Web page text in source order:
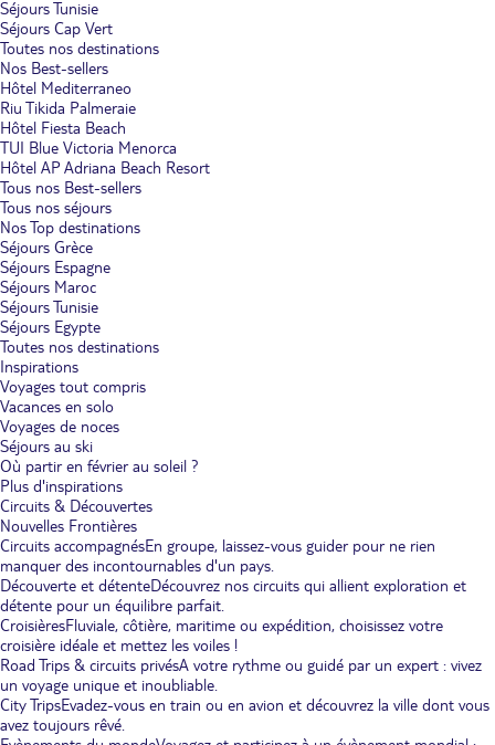
Séjours Tunisie
Séjours Cap Vert
Toutes nos destinations
Nos Best-sellers
Hôtel Mediterraneo
Riu Tikida Palmeraie
Hôtel Fiesta Beach
TUI Blue Victoria Menorca
Hôtel AP Adriana Beach Resort
Tous nos Best-sellers
Tous nos séjours
Nos Top destinations
Séjours Grèce
Séjours Espagne
Séjours Maroc
Séjours Tunisie
Séjours Egypte
Toutes nos destinations
Inspirations
Voyages tout compris
Vacances en solo
Voyages de noces
Séjours au ski
Où partir en février au soleil ?
Plus d'inspirations
Circuits & Découvertes
Nouvelles Frontières
Circuits accompagnésEn groupe, laissez-vous guider pour ne rien
manquer des incontournables d'un pays.
Découverte et détenteDécouvrez nos circuits qui allient exploration et
détente pour un équilibre parfait.
CroisièresFluviale, côtière, maritime ou expédition, choisissez votre
croisière idéale et mettez les voiles !
Road Trips & circuits privésA votre rythme ou guidé par un expert : vivez
un voyage unique et inoubliable.
City TripsEvadez-vous en train ou en avion et découvrez la ville dont vous
avez toujours rêvé.